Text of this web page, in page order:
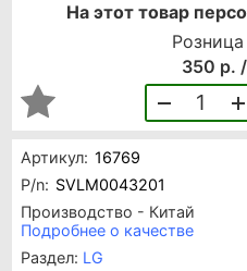
Артикул: 16769
P/n: SVLM0043201
Производство - Китай
Подробнее о качестве
Раздел: LG
На этот товар
350 р.
1